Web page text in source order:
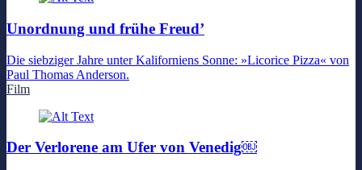
Unordnung und frühe Freud’
Die siebziger Jahre unter Kaliforniens Sonne: »Licorice Pizza« von
Paul Thomas Anderson.
Film
Der Verlorene am Ufer von Venedig￼